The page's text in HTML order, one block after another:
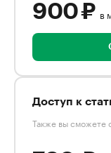
900 ₽ в
Доступ к
Также вы сможете